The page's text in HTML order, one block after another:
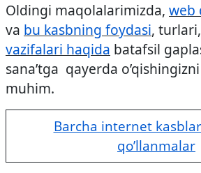
Oldingi maqolalarimizda, web
va bu kasbning foydasi,
vazifalari haqida batafsil
sana’tga qayerda
muhim.
Barcha internet
qo’llanmalar